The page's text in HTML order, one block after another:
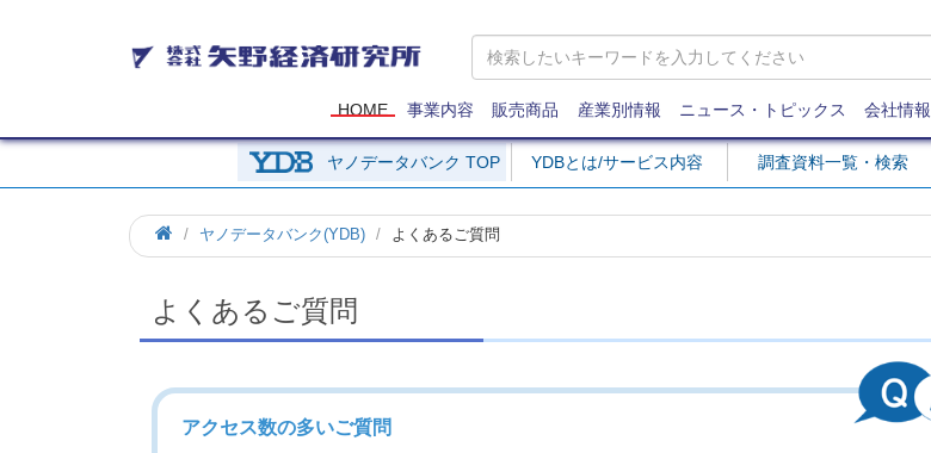
矢
野
研
究
所
HOME 事業内容 販売商品 産業別情報 ニュース・トピックス 会社情報
ヤノデータバンク TOP YDBとは/サービス内容 調査資料一覧・検索
ヤノデータバンク(YDB) よくあるご質問
よくあるご質問
アクセス数の多いご質問